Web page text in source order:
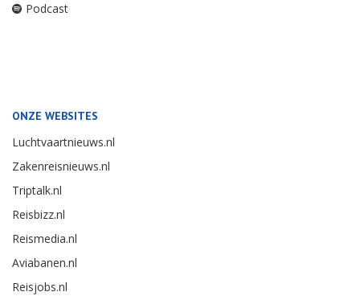
Podcast
ONZE WEBSITES
Luchtvaartnieuws.nl
Zakenreisnieuws.nl
Triptalk.nl
Reisbizz.nl
Reismedia.nl
Aviabanen.nl
Reisjobs.nl